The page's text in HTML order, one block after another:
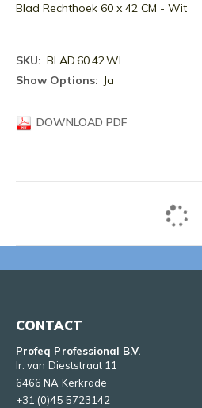
Blad Rechthoek 60 x 42 CM - Wit
Meer
informatie
BLAD.60.42.WI
Ja
DOWNLOAD PDF
CONTACT
Profeq Professional B.V.
Ir. van Dieststraat 11
6466 NA Kerkrade
+31 (0)45 5723142